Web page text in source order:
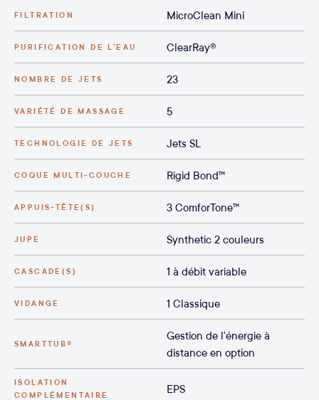
FILTRATION MicroClean Mini
PURIFICATION DE L’EAU ClearRay®
NOMBRE DE JETS 23
VARIÉTÉ DE MASSAGE 5
TECHNOLOGIE DE JETS Jets SL
COQUE MULTI-COUCHE Rigid Bond™
APPUIS-TÊTE(S) 3 ComforTone™
JUPE Synthetic 2 couleurs
CASCADE(S) 1 à débit variable
VIDANGE 1 Classique
SMARTTUB®
Gestion de l'énergie à
distance en option
ISOLATION
COMPLÉMENTAIRE
EPS